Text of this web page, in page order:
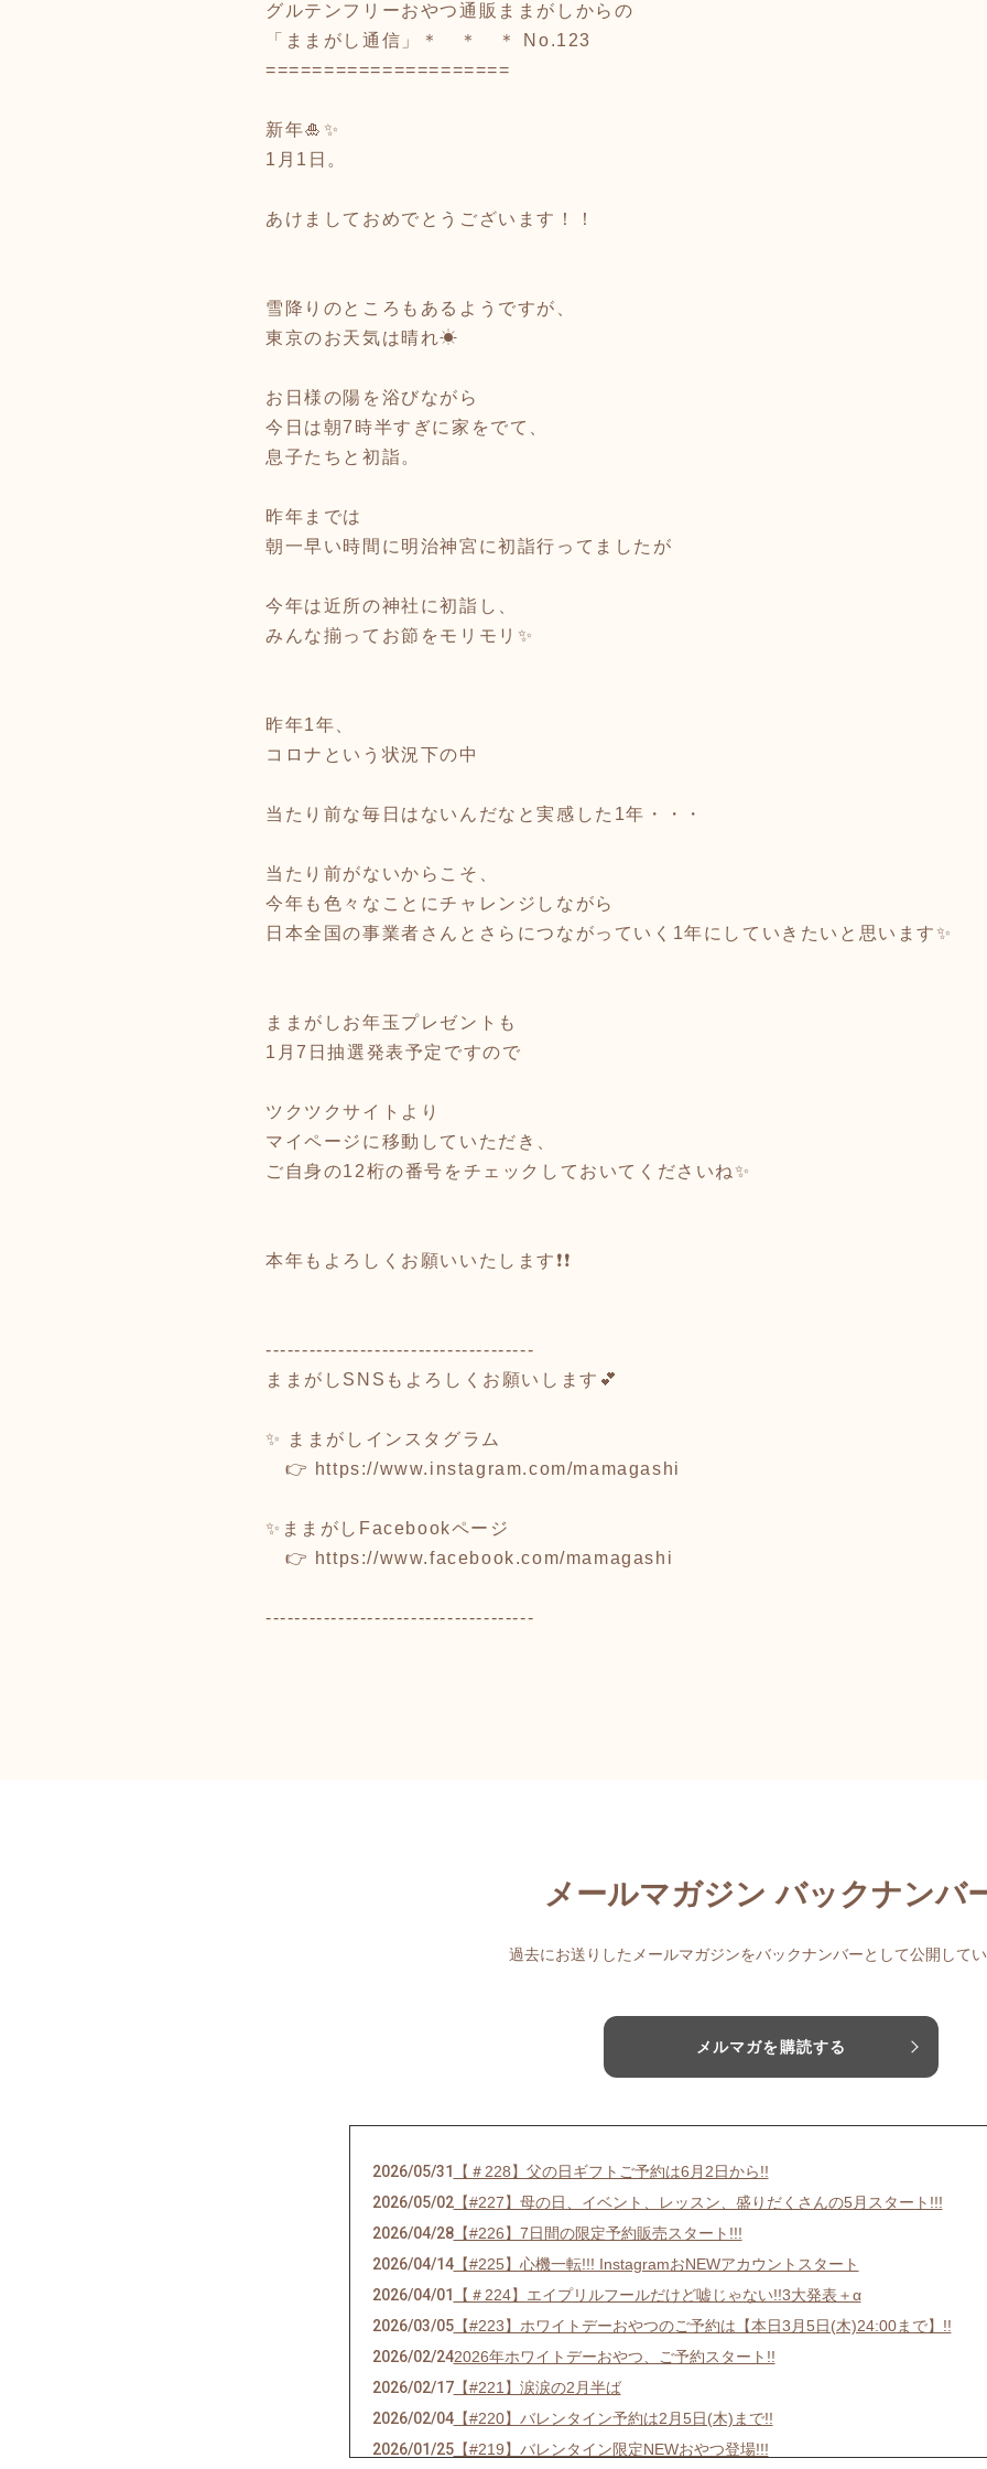
グルテンフリーおやつ通販ままがしからの
「ままがし通信」＊ ＊ ＊ No.123
=====================
新年🎍✨
1月1日。
あけましておめでとうございます！！
雪降りのところもあるようですが、
東京のお天気は晴れ☀︎
お日様の陽を浴びながら
今日は朝7時半すぎに家をでて、
息子たちと初詣。
昨年までは
朝一早い時間に明治神宮に初詣行ってましたが
今年は近所の神社に初詣し、
みんな揃ってお節をモリモリ✨
昨年1年、
コロナという状況下の中
当たり前な毎日はないんだなと実感した1年・・・
当たり前がないからこそ、
今年も色々なことにチャレンジしながら
日本全国の事業者さんとさらにつながっていく1年にしていきたいと思います✨
ままがしお年玉プレゼントも
1月7日抽選発表予定ですので
ツクツクサイトより
マイページに移動していただき、
ご自身の12桁の番号をチェックしておいてくださいね✨
本年もよろしくお願いいたします❗️❗️
-------------------------------------
ままがしSNSもよろしくお願いします💕
✨ ままがしインスタグラム
👉 https://www.instagram.com/mamagashi
✨ままがしFacebookページ
👉 https://www.facebook.com/mamagashi
-------------------------------------
メールマガジン バックナンバ
過去にお送りしたメールマガジンをバックナンバーとして公開してい
メルマガを購読する
2026/05/31
【＃228】父の日ギフトご予約は6月2日から!!
2026/05/02【#227】母の日、イベント、レッスン、盛りだくさんの5月スタート!!!
2026/04/28【#226】7日間の限定予約販売スタート!!!
2026/04/14【#225】心機一転!!! InstagramおNEWアカウントスタート
2026/04/01
【＃224】エイプリルフールだけど嘘じゃない!!3大発表＋α
2026/03/05【#223】ホワイトデーおやつのご予約は【本日3月5日(木)24:00まで】!!
2026/02/242026年ホワイトデーおやつ、ご予約スタート!!
2026/02/17【#221】涙涙の2月半ば
2026/02/04【#220】バレンタイン予約は2月5日(木)まで!!
2026/01/25【#219】バレンタイン限定NEWおやつ登場!!!